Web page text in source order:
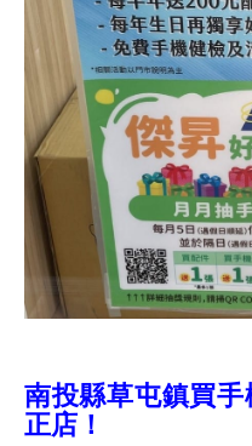
南投縣草屯鎮買手
正店！